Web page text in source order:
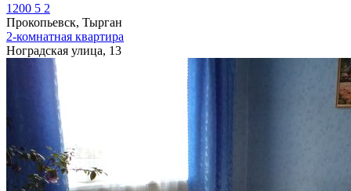
1200 5 2
Прокопьевск, Тырган
2-комнатная квартира
Ноградская улица, 13